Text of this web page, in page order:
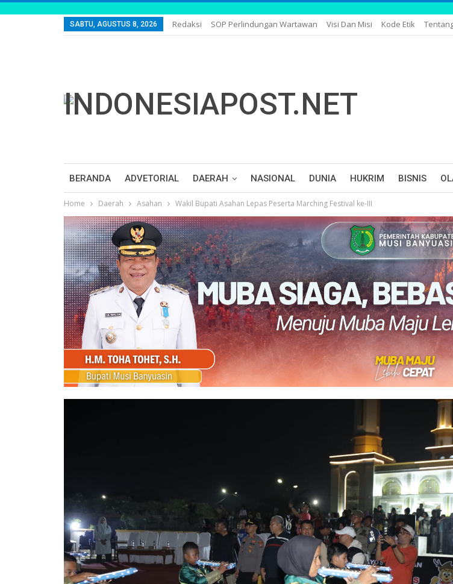
SABTU, AGUSTUS 8, 2026 Redaksi SOP Perlindungan Wartawan Visi Dan Misi Kode Etik
BERANDA ADVETORIAL DAERAH NASIONAL DUNIA HUKRIM BISNIS
Home Daerah Asahan Wakil Bupati Asahan Lepas Peserta Marching Festival ke-III